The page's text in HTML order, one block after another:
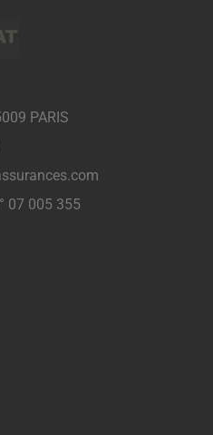
PARIS
07 005 355